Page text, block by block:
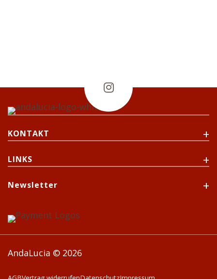

KONTAKT
LINKS
Newsletter
AndaLucia © 2026